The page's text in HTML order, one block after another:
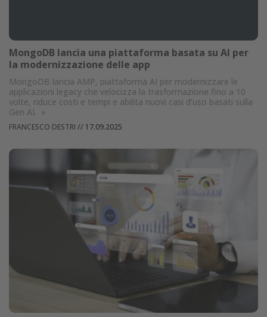
MongoDB lancia una piattaforma basata su AI per
la modernizzazione delle app
MongoDB lancia AMP, piattaforma AI per modernizzare le
applicazioni legacy che velocizza la trasformazione fino a 10
volte, riduce costi e tempi e abilita nuovi casi d’uso basati sulla
Gen AI. »
FRANCESCO DESTRI // 17.09.2025